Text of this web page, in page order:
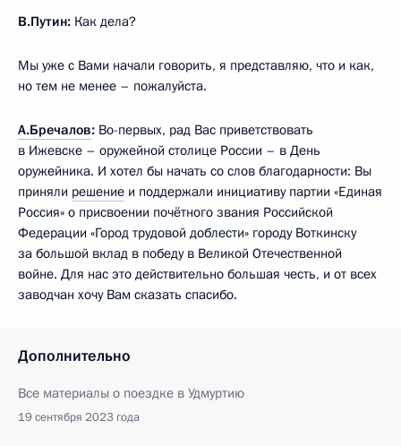
В.Путин: Как дела?
Мы уже с Вами начали говорить, я представляю, что и как,
но тем не менее – пожалуйста.
А.Бречалов: Во-первых, рад Вас приветствовать
в Ижевске – оружейной столице России – в День
оружейника. И хотел бы начать со слов благодарности: Вы
приняли решение и поддержали инициативу партии «Единая
Россия» о присвоении почётного звания Российской
Федерации «Город трудовой доблести» городу Воткинску
за большой вклад в победу в Великой Отечественной
войне. Для нас это действительно большая честь, и от всех
заводчан хочу Вам сказать спасибо.
Дополнительно
Все материалы о поездке в Удмуртию
19 сентября 2023 года